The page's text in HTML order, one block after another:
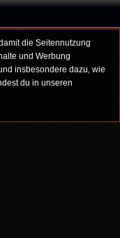
die Seitennutzung
und Werbung
insbesondere dazu, wie
du in unseren